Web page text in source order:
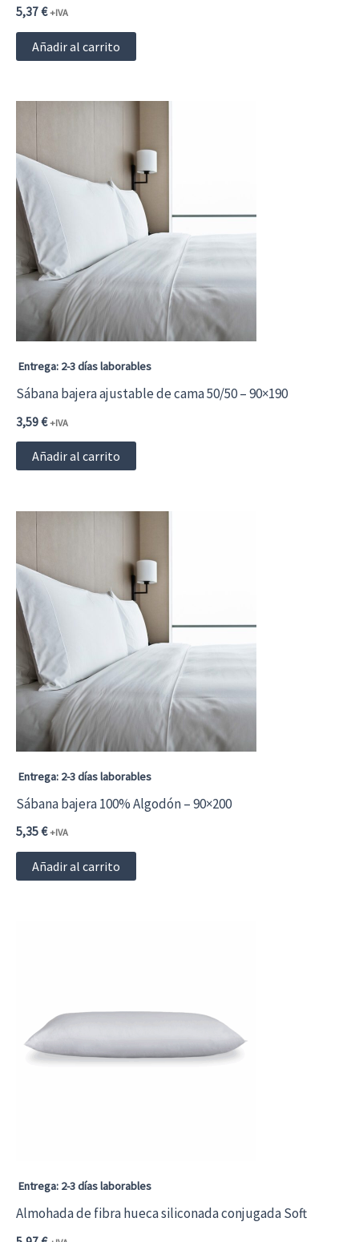
5,37€ +IVA
Añadir al carrito
Entrega: 2-3 días laborables
Sábana bajera ajustable de cama 50/50 – 90×190
3,59€ +IVA
Añadir al carrito
Entrega: 2-3 días laborables
Sábana bajera 100% Algodón – 90×200
5,35€ +IVA
Añadir al carrito
Entrega: 2-3 días laborables
Almohada de fibra hueca siliconada conjugada Soft